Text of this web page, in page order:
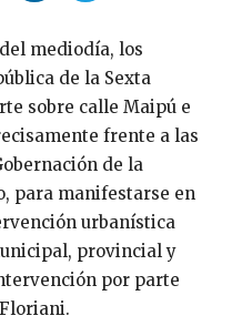
mediodía, los
de la Sexta
sobre calle Maipú e
frente a las
de la
para manifestarse en
urbanística
provincial y
por parte